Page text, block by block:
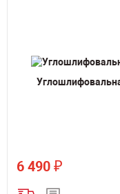
6 490 ₽